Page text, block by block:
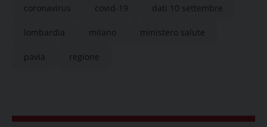
coronavirus covid-19 dati 10 settembre
lombardia milano ministero salute
pavia regione